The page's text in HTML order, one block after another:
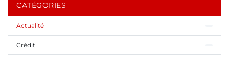
CATÉGORIES
Actualité
Crédit